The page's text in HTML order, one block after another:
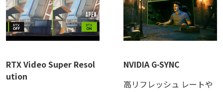
RTX Video Super Resol
ution
NVIDIA G-SYNC
高リフレッシュ レートや